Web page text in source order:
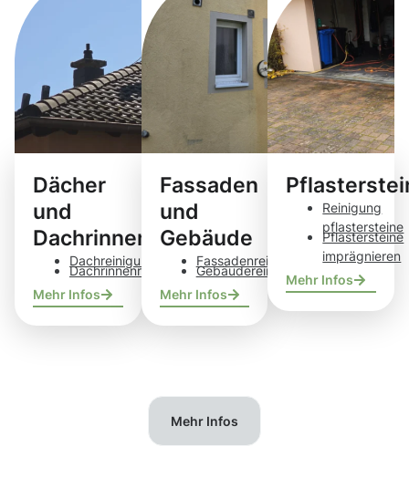
Dächer
und
Dachrinnen
Dachreinigung
Dachrinnenreinigung
Mehr Infos
Fassaden
und
Gebäude
Fassadenreinigung
Gebäudereinigung
Mehr Infos
Reinigung
pflastersteine
Pflastersteine
imprägnieren
Mehr Infos
Mehr Infos